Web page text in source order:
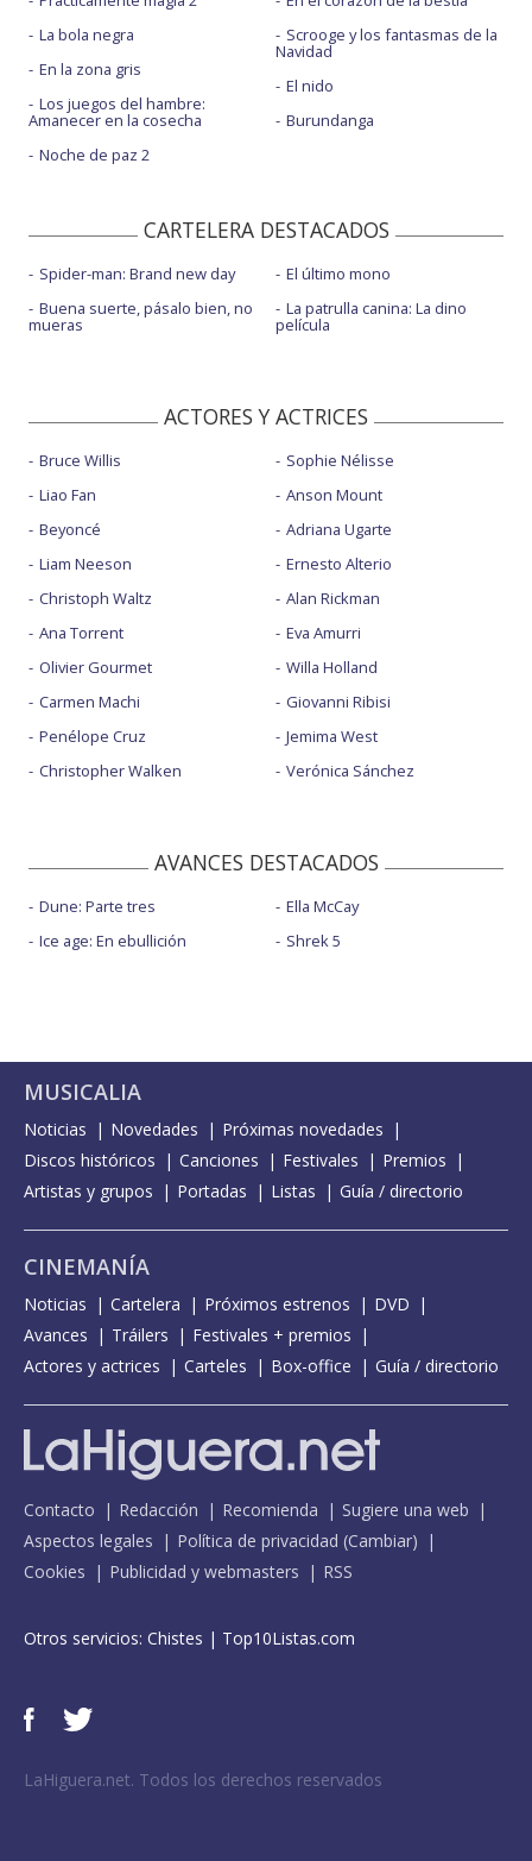
La bola negra
En la zona gris
Los juegos del hambre:
Amanecer en la cosecha
Noche de paz 2
Scrooge y los fantasmas de la
Navidad
El nido
Burundanga
CARTELERA DESTACADOS
Spider-man: Brand new day
Buena suerte, pásalo bien, no
mueras
El último mono
La patrulla canina: La dino
película
ACTORES Y ACTRICES
Bruce Willis
Liao Fan
Beyoncé
Liam Neeson
Christoph Waltz
Ana Torrent
Olivier Gourmet
Carmen Machi
Penélope Cruz
Christopher Walken
Sophie Nélisse
Anson Mount
Adriana Ugarte
Ernesto Alterio
Alan Rickman
Eva Amurri
Willa Holland
Giovanni Ribisi
Jemima West
Verónica Sánchez
AVANCES DESTACADOS
Dune: Parte tres
Ice age: En ebullición
Ella McCay
Shrek 5
MUSICALIA
Noticias Novedades
Próximas novedades
Discos históricos
Canciones Festivales
Premios
Artistas y grupos
Portadas Listas Guía / directorio
CINEMANÍA
Noticias Cartelera Próximos estrenos
DVD
Avances
Tráilers
Festivales + premios
Actores y actrices
Carteles Box-office Guía / directorio
Contacto Redacción Recomienda
Sugiere una web
Aspectos legales
Política de privacidad (Cambiar)
Cookies
Publicidad y webmasters RSS
Otros servicios: Chistes | Top10Listas.com
LaHiguera.net. Todos los derechos reservados